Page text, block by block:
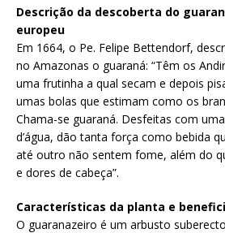
Descrição da descoberta do
europeu
Em 1664, o Pe. Felipe Bettendorf,
no Amazonas o guaraná: “Têm os
uma frutinha a qual secam e depois
umas bolas que estimam como os
Chama-se guaraná. Desfeitas com
d’água, dão tanta força como bebida
até outro não sentem fome, além do
e dores de cabeça”.
Características da planta e
O guaranazeiro é um arbusto